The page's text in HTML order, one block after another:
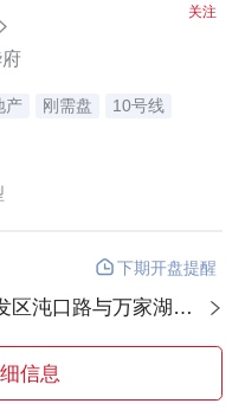
关注
产 刚需盘 10号线
下期开盘提醒
口路与万家湖路交汇处
信息